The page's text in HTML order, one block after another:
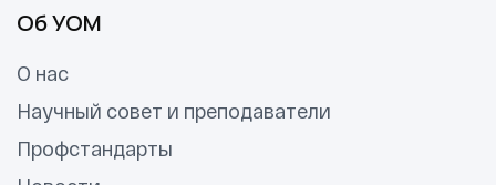
Об УОМ
О нас
Научный совет и преподаватели
Профстандарты